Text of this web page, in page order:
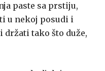
paste sa prstiju,
u nekoj posudi i
tako što duže,